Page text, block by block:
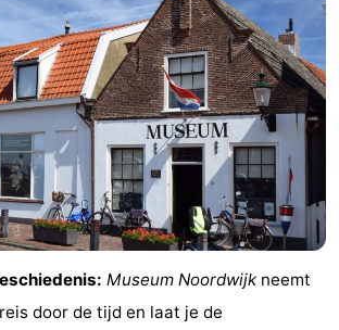
Museum Noordwijk neemt
door de tijd en laat je de